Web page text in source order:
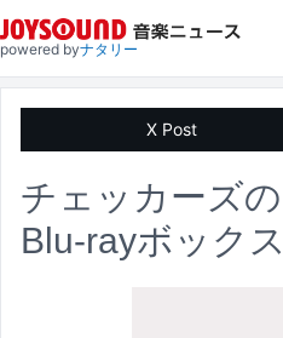
powered byナタリー
X Post
チェッカーズ
Blu-rayボック